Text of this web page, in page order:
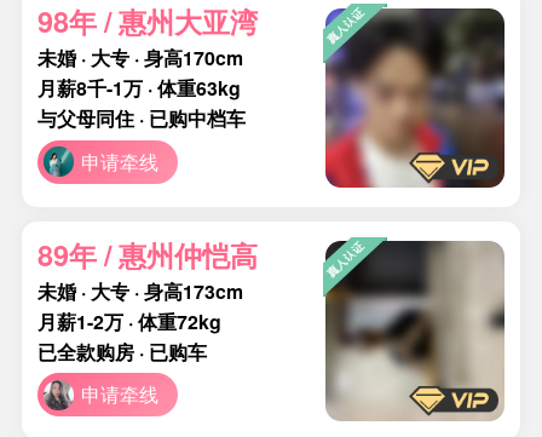
98年 / 惠州大亚湾
未婚 · 大专 · 身高170cm
月薪8千-1万 · 体重63kg
与父母同住 · 已购中档车
申请牵线
89年 / 惠州仲恺高
未婚 · 大专 · 身高173cm
月薪1-2万 · 体重72kg
已全款购房 · 已购车
申请牵线